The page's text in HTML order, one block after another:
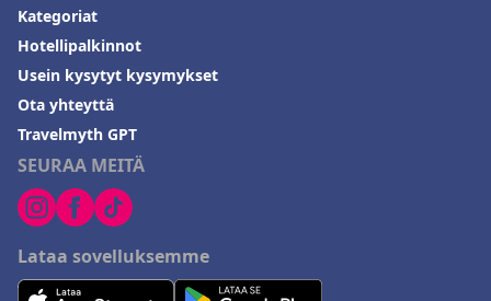
SEURAA MEITÄ
Lataa sovelluksemme
Kategoriat
Hotellipalkinnot
Usein kysytyt kysymykset
Ota yhteyttä
Travelmyth GPT